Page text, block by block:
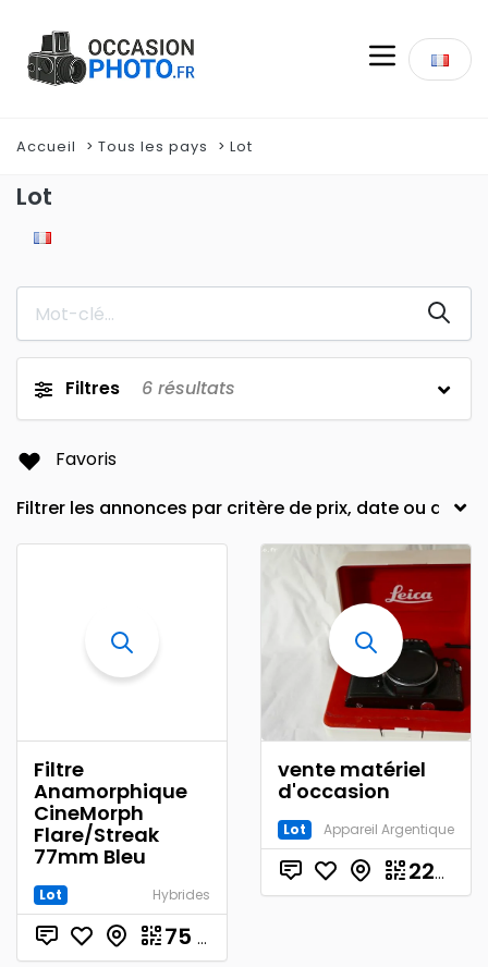
Accueil Tous les pays Lot
Lot
Filtres 6 résultats
Favoris
Filtre
Anamorphique
CineMorph
Flare/Streak
77mm Bleu
Lot Hybrides
75
vente matériel
d'occasion
Lot Appareil Argentique
220.00